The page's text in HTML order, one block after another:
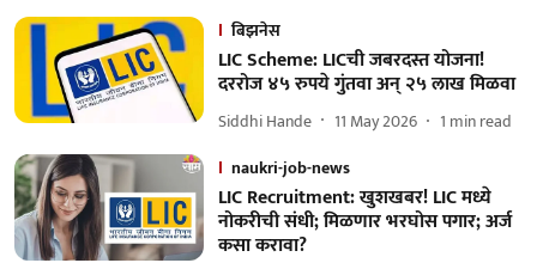
बिझनेस
LIC Scheme: LICची जबरदस्त योजना!
दररोज ४५ रुपये गुंतवा अन् २५ लाख मिळवा
Siddhi Hande 11 May 2026 1 min read
naukri-job-news
LIC Recruitment: खुशखबर! LIC मध्ये
नोकरीची संधी; मिळणार भरघोस पगार; अर्ज
कसा करावा?